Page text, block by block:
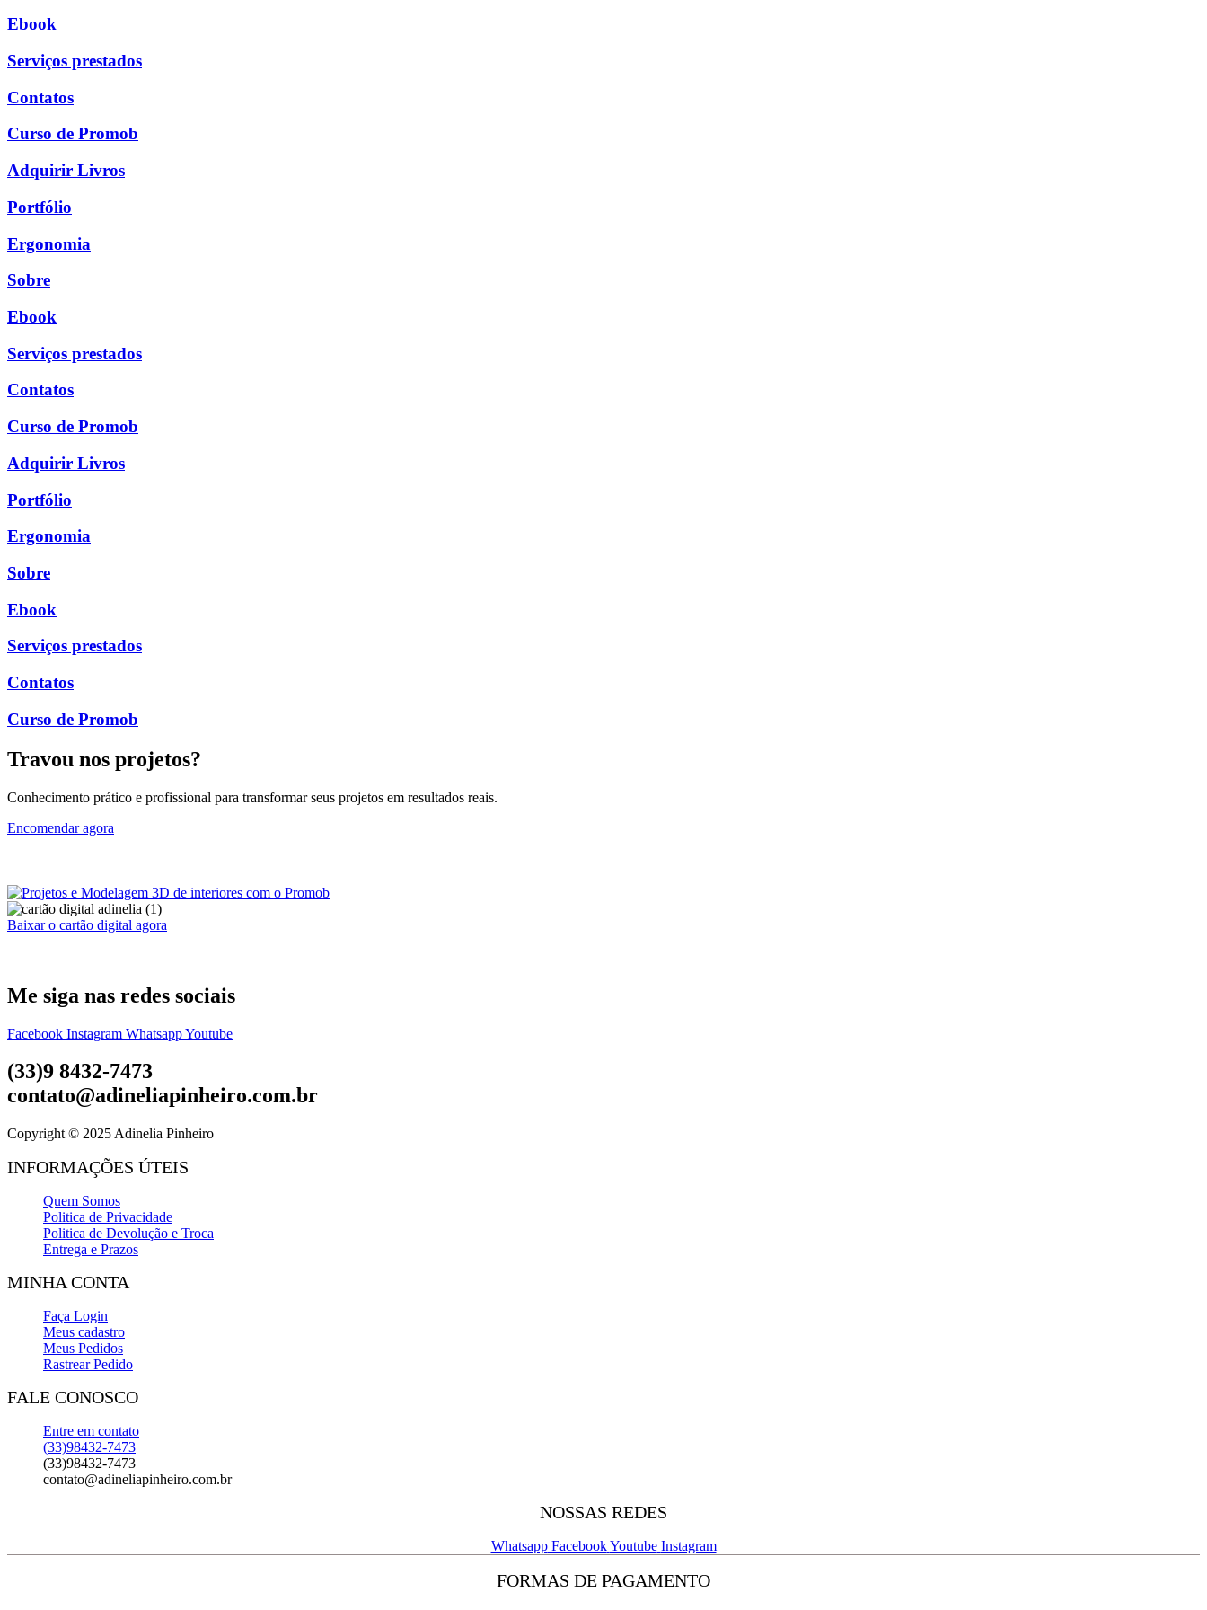
Ebook
Serviços prestados
Contatos
Curso de Promob
Adquirir Livros
Portfólio
Ergonomia
Sobre
Ebook
Serviços prestados
Contatos
Curso de Promob
Adquirir Livros
Portfólio
Ergonomia
Sobre
Ebook
Serviços prestados
Contatos
Curso de Promob
Travou nos projetos?
Conhecimento prático e profissional para transformar seus projetos em resultados reais.
Encomendar agora
Baixar o cartão digital agora
Me siga nas redes sociais
Facebook Instagram WhatsappYoutube
(33)9 8432-7473
contato@adineliapinheiro.com.br
Copyright © 2025 Adinelia Pinheiro
INFORMAÇÕES ÚTEIS
Quem Somos
Politica de Privacidade
Politica de Devolução e Troca
Entrega e Prazos
MINHA CONTA
Faça Login
Meus cadastro
Meus Pedidos
Rastrear Pedido
FALE CONOSCO
Entre em contato
(33)98432-7473
(33)98432-7473
contato@adineliapinheiro.com.br
NOSSAS REDES
Whatsapp Facebook Youtube Instagram
FORMAS DE PAGAMENTO